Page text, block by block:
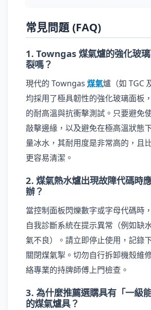
常見問題 (FAQ)
1. Towngas 煤氣爐的強化玻
裂嗎？
現代的 Towngas 煤氣爐（如 TGC
均採用了極具韌性的強化玻璃面板
的耐高溫與抗衝擊測試。只要避免
敲擊邊緣，以及避免在極高溫狀態
量冰水，其耐用度是非常高的，且
更容易清潔。
2. 煤氣熱水爐出現故障代碼時
辦？
當控制面板閃爍數字或字母代碼時
自我診斷系統在提示異常（例如缺
氣不良）。請立即停止使用，記錄
關閉煤氣掣。切勿自行拆卸機殼維
絡專業的持牌師傅上門檢查。
3. 為什麼推薦選購具有「一級能
的煤氣爐具？